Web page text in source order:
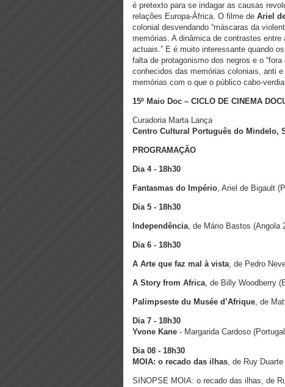
é pretexto para se indagar as causas
relações Europa-África. O filme de Ariel
colonial desvendando “máscaras da
memórias. A dinâmica de contrastes
actuais.” E é muito interessante quando
falta de protagonismo dos negros e o
conhecidos das memórias coloniais, anti
memórias com o que o público cabo-
15º Maio Doc – CICLO DE CINEMA
Curadoria Marta Lança
Centro Cultural Português do Mindelo,
PROGRAMAÇÃO
Dia 4 - 18h30
Fantasmas do Império, Ariel de Bigault
Dia 5 - 18h30
Independência, de Mário Bastos (Angola
Dia 6 - 18h30
A Arte que faz mal à vista, de Pedro
A Story from Africa, de Billy Woodberry
Palimpseste du Musée d’Afrique, de
Dia 7 - 18h30
Yvone Kane - Margarida Cardoso
Dia 08 - 18h30
MOIA: o recado das ilhas, de Ruy Duarte
SINOPSE MOIA: o recado das ilhas, de